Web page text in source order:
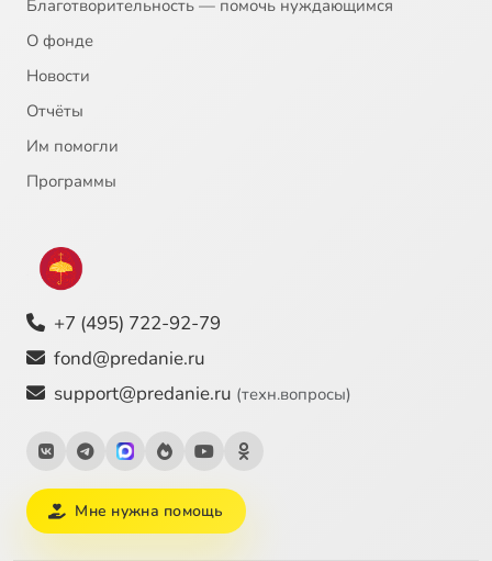
Благотворительность — помочь нуждающимся
О фонде
Новости
Отчёты
Им помогли
Программы
+7 (495) 722-92-79
fond@predanie.ru
support@predanie.ru (техн.вопросы)
Мне нужна помощь